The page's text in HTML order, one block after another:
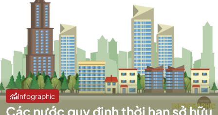
Infographic
Các nước quy định thời hạn sở hữu